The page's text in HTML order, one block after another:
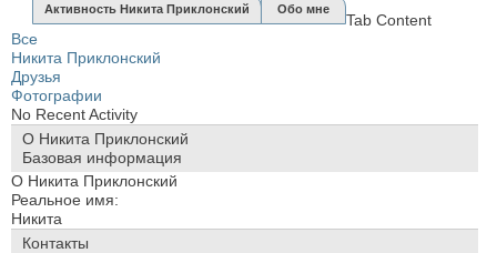
Активность Никита Приклонский Обо мне
Tab Content
Все
Никита Приклонский
Друзья
Фотографии
No Recent Activity
О Никита Приклонский
Базовая информация
О Никита Приклонский
Реальное имя:
Никита
Контакты